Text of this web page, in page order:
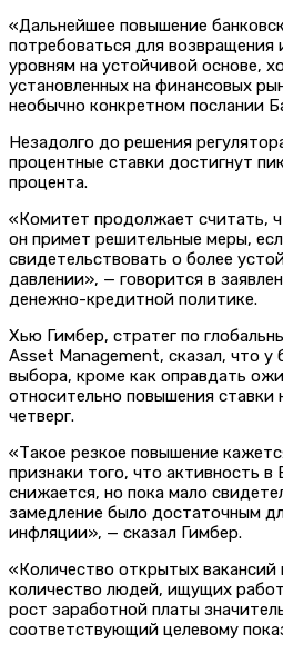
«Дальнейшее повышение
потребоваться для возвращения
уровням на устойчивой основе,
установленных на финансовых
необычно конкретном послании
Незадолго до решения
процентные ставки достигнут
процента.
«Комитет продолжает считать,
он примет решительные меры,
свидетельствовать о более
давлении», — говорится в
денежно-кредитной политике.
Хью Гимбер, стратег по
Asset Management, сказал, что у
выбора, кроме как оправдать
относительно повышения ставки
четверг.
«Такое резкое повышение
признаки того, что активность
снижается, но пока мало
замедление было достаточным
инфляции», — сказал Гимбер.
«Количество открытых
количество людей, ищущих
рост заработной платы
соответствующий целевому